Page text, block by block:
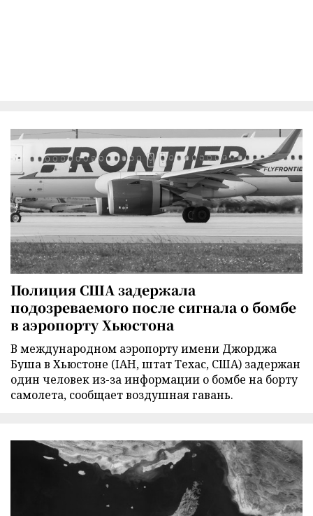
Полиция США задержала
подозреваемого после сигнала о бомбе
в аэропорту Хьюстона
В международном аэропорту имени Джорджа
Буша в Хьюстоне (IAH, штат Техас, США) задержан
один человек из-за информации о бомбе на борту
самолета, сообщает воздушная гавань.